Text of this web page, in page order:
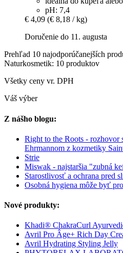
pH: 7,4
€ 4,09 (€ 8,18 / kg)
Doručenie do 11. augusta
Prehľad 10 najodporúčanejších
Naturkosmetik: 10 produktov
Všetky ceny vr. DPH
Váš výber
Z nášho blogu:
Right to the Roots - rozhovor
Ehrmannom z kozmetiky
Strie
Miswak - najstaršia "zubná
Starostlivosť a ochrana pred
Osobná hygiena môže byť
Nové produkty:
Khadi® ChakraCurl
Avril Pro Âge+ Rich Day
Avril Hydrating Styling Jelly